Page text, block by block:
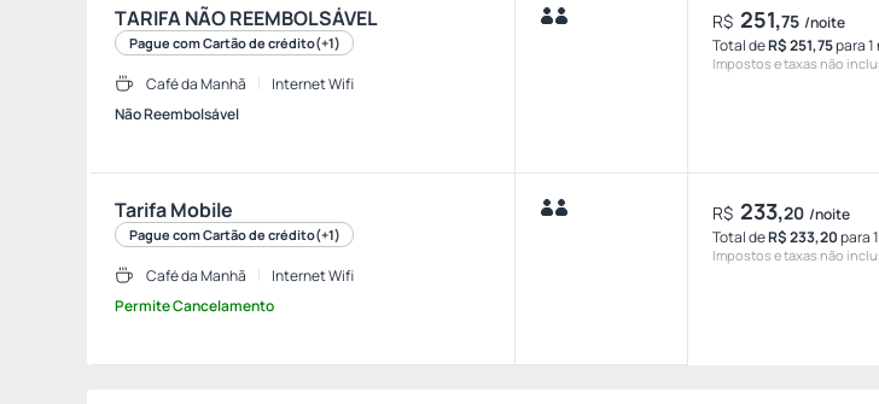
TARIFA NÃO REEMBOLSÁVEL
Pague com Cartão de crédito(+1)
Café da Manhã
Internet Wifi
Não Reembolsável
R$ 251,75 /noite
Total deR$ 251,75para
Impostos e taxas não
Tarifa Mobile
Pague com Cartão de crédito(+1)
Café da Manhã
Internet Wifi
Permite Cancelamento
R$ 233,20 /noite
Total deR$ 233,20para
Impostos e taxas não